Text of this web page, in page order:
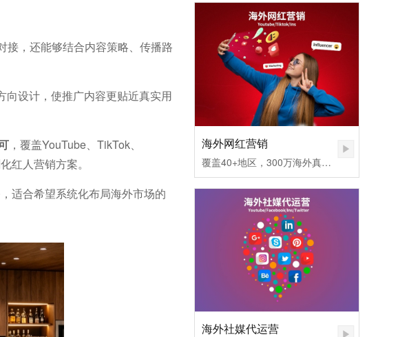
接，还能够结合内容策略、传播路
设计，使推广内容更贴近真实用
，覆盖YouTube、TikTok、
红人营销方案。
适合希望系统化布局海外市场的
海外网红营销
覆盖40+地区，300万海外真实网红匹配，不同社媒平台发布内容矩阵，快速提高品牌认知度。1.无需百万粉丝，也可让您的品牌和产品一夜爆红
海外社媒代运营